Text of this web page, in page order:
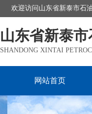
欢迎访问山东省新泰市石
山东省新泰
SHANDONG XINTAI
网站首页